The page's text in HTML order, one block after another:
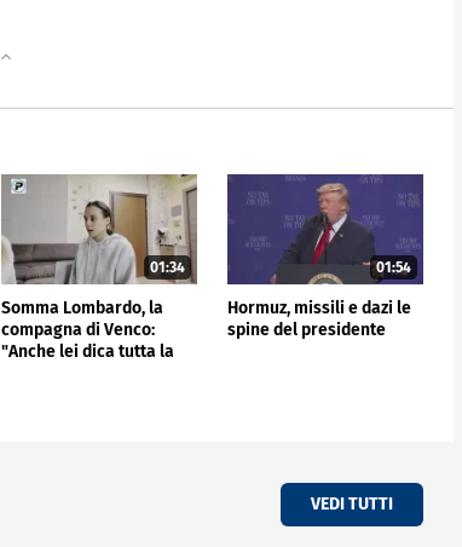
01:34
Somma Lombardo, la
compagna di Venco:
"Anche lei dica tutta la
01:54
Hormuz, missili e dazi le
spine del presidente
VEDI TUTTI